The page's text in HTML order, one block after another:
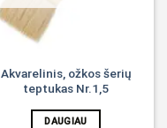
Akvarelinis, ožkos šerių
teptukas Nr.1,5
DAUGIAU